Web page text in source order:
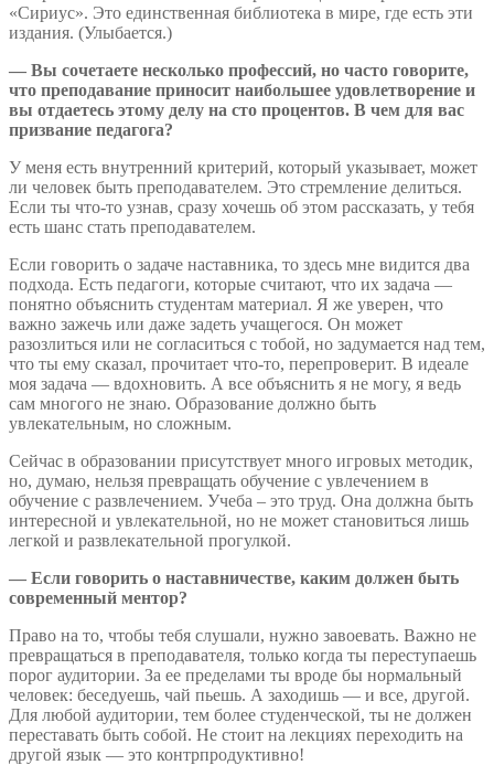
«Сириус». Это единственная библиотека в мире, где есть эти
издания. (Улыбается.)
— Вы сочетаете несколько профессий, но часто говорите,
что преподавание приносит наибольшее удовлетворение и
вы отдаетесь этому делу на сто процентов. В чем для вас
призвание педагога?
У меня есть внутренний критерий, который указывает, может
ли человек быть преподавателем. Это стремление делиться.
Если ты что-то узнав, сразу хочешь об этом рассказать, у тебя
есть шанс стать преподавателем.
Если говорить о задаче наставника, то здесь мне видится два
подхода. Есть педагоги, которые считают, что их задача —
понятно объяснить студентам материал. Я же уверен, что
важно зажечь или даже задеть учащегося. Он может
разозлиться или не согласиться с тобой, но задумается над тем,
что ты ему сказал, прочитает что-то, перепроверит. В идеале
моя задача — вдохновить. А все объяснить я не могу, я ведь
сам многого не знаю. Образование должно быть
увлекательным, но сложным.
Сейчас в образовании присутствует много игровых методик,
но, думаю, нельзя превращать обучение с увлечением в
обучение с развлечением. Учеба – это труд. Она должна быть
интересной и увлекательной, но не может становиться лишь
легкой и развлекательной прогулкой.
— Если говорить о наставничестве, каким должен быть
современный ментор?
Право на то, чтобы тебя слушали, нужно завоевать. Важно не
превращаться в преподавателя, только когда ты переступаешь
порог аудитории. За ее пределами ты вроде бы нормальный
человек: беседуешь, чай пьешь. А заходишь — и все, другой.
Для любой аудитории, тем более студенческой, ты не должен
переставать быть собой. Не стоит на лекциях переходить на
другой язык — это контрпродуктивно!